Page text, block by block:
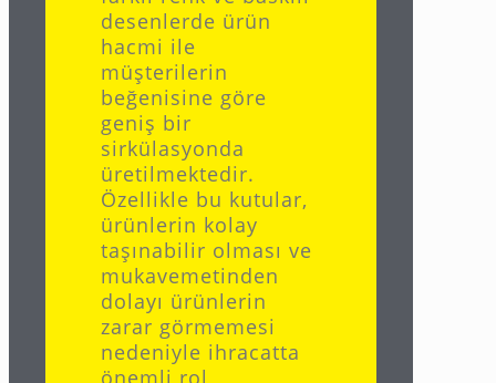
desenlerde ürün
hacmi ile
müşterilerin
beğenisine göre
geniş bir
sirkülasyonda
üretilmektedir.
Özellikle bu kutular,
ürünlerin kolay
taşınabilir olması ve
mukavemetinden
dolayı ürünlerin
zarar görmemesi
nedeniyle ihracatta
önemli rol